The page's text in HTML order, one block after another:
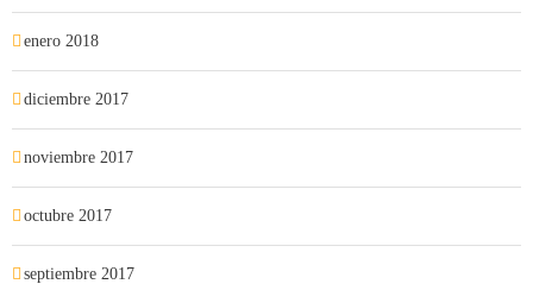
enero 2018
diciembre 2017
noviembre 2017
octubre 2017
septiembre 2017